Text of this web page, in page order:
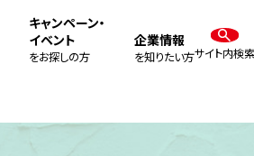
キャンペーン・
イベント
をお探しの方
企業情報
を知りたい方サイト内検索